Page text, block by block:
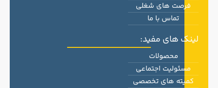
فرصت های شغلی
تماس با ما
لینک های مفید:
محصولات
مسئولیت اجتماعی
کمیته های تخصصی